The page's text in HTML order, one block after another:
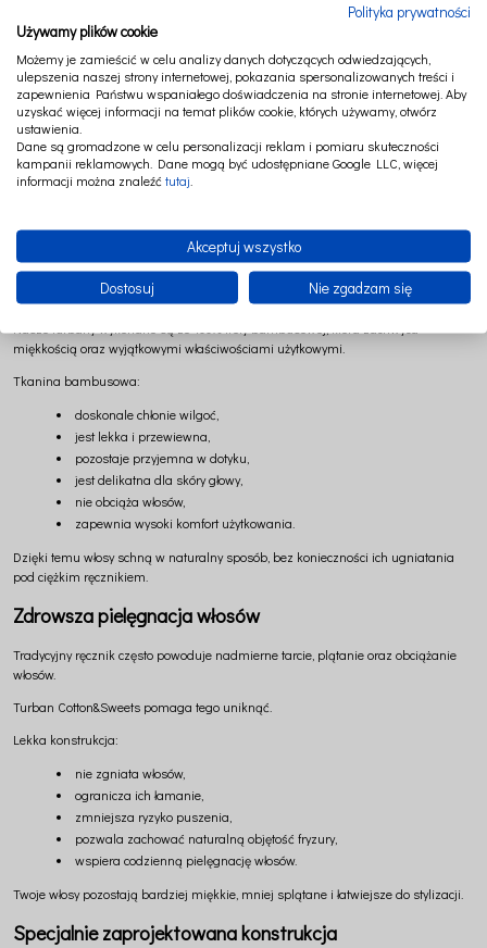
Turbany dla dzieci i dorosłych
W kolekcji Cotton&Sweets znajdziesz turbany dostępne w dwóch rozmiarach:
turban dla dzieci,
turban dla dorosłych.
Dzięki temu każdy członek rodziny może korzystać z wygodnego rozwiązania
To praktyczne akcesorium sprawdzi się po kąpieli, basenie, wakacyjnych
wyjazdach, podczas codziennej pielęgnacji włosów oraz domowych rytuałów SPA.
100% bambusowa frota najwyższej jakości
Nasze turbany wykonane są ze 100% froty bambusowej, która zachwyca
miękkością oraz wyjątkowymi właściwościami użytkowymi.
Tkanina bambusowa:
doskonale chłonie wilgoć,
jest lekka i przewiewna,
pozostaje przyjemna w dotyku,
jest delikatna dla skóry głowy,
nie obciąża włosów,
zapewnia wysoki komfort użytkowania.
Dzięki temu włosy schną w naturalny sposób, bez konieczności ich ugniatania
pod ciężkim ręcznikiem.
Zdrowsza pielęgnacja włosów
Tradycyjny ręcznik często powoduje nadmierne tarcie, plątanie oraz obciążanie
włosów.
Turban Cotton&Sweets pomaga tego uniknąć.
Lekka konstrukcja:
nie zgniata włosów,
ogranicza ich łamanie,
zmniejsza ryzyko puszenia,
pozwala zachować naturalną objętość fryzury,
wspiera codzienną pielęgnację włosów.
Twoje włosy pozostają bardziej miękkie, mniej splątane i łatwiejsze do stylizacji.
Specjalnie zaprojektowana konstrukcja
Polityka prywatności
Używamy plików cookie
Możemy je zamieścić w celu analizy danych dotyczących odwiedzających,
ulepszenia naszej strony internetowej, pokazania spersonalizowanych treści i
zapewnienia Państwu wspaniałego doświadczenia na stronie internetowej. Aby
uzyskać więcej informacji na temat plików cookie, których używamy, otwórz
ustawienia.
Dane są gromadzone w celu personalizacji reklam i pomiaru skuteczności
kampanii reklamowych. Dane mogą być udostępniane Google LLC, więcej
informacji można znaleźć tutaj
Akceptuj wszystko
Dostosuj Nie zgadzam się